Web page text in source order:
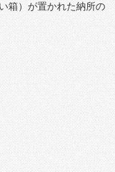
箱）が置かれた納所の